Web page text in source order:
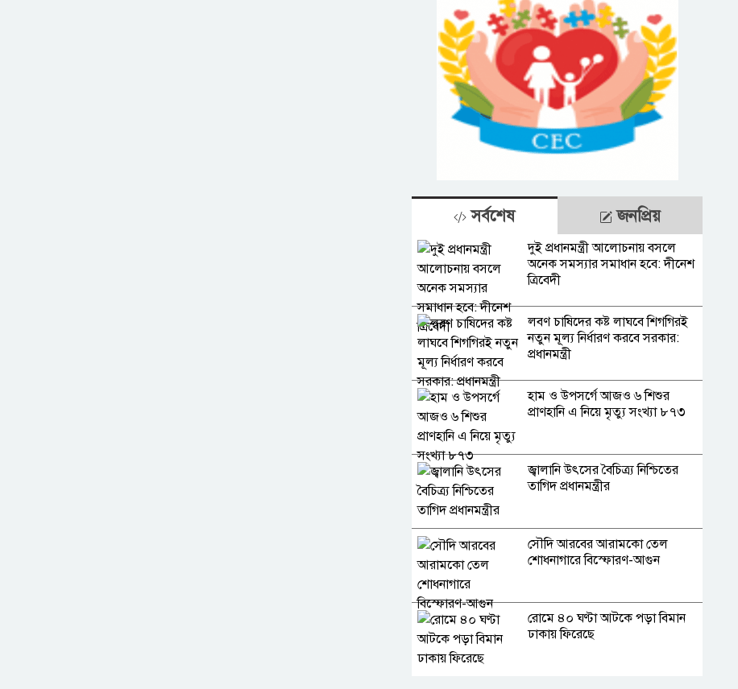
সর্বশেষ জনপ্রিয়
দুই প্রধানমন্ত্রী আলোচনায় বসলে
অনেক সমস্যার সমাধান হবে: দীনেশ
ত্রিবেদী
লবণ চাষিদের কষ্ট লাঘবে শিগগিরই
নতুন মূল্য নির্ধারণ করবে সরকার:
প্রধানমন্ত্রী
হাম ও উপসর্গে আজও ৬ শিশুর
প্রাণহানি এ নিয়ে মৃত্যু সংখ্যা ৮৭৩
জ্বালানি উৎসের বৈচিত্র্য নিশ্চিতের
তাগিদ প্রধানমন্ত্রীর
সৌদি আরবের আরামকো তেল
শোধনাগারে বিস্ফোরণ-আগুন
রোমে ৪০ ঘণ্টা আটকে পড়া বিমান
ঢাকায় ফিরেছে